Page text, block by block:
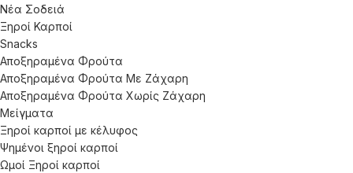
Νέα Σοδειά
Ξηροί Καρποί
Snacks
Αποξηραμένα Φρούτα
Αποξηραμένα Φρούτα Με Ζάχαρη
Αποξηραμένα Φρούτα Χωρίς Ζάχαρη
Μείγματα
Ξηροί καρποί με κέλυφος
Ψημένοι ξηροί καρποί
Ωμοί Ξηροί καρποί